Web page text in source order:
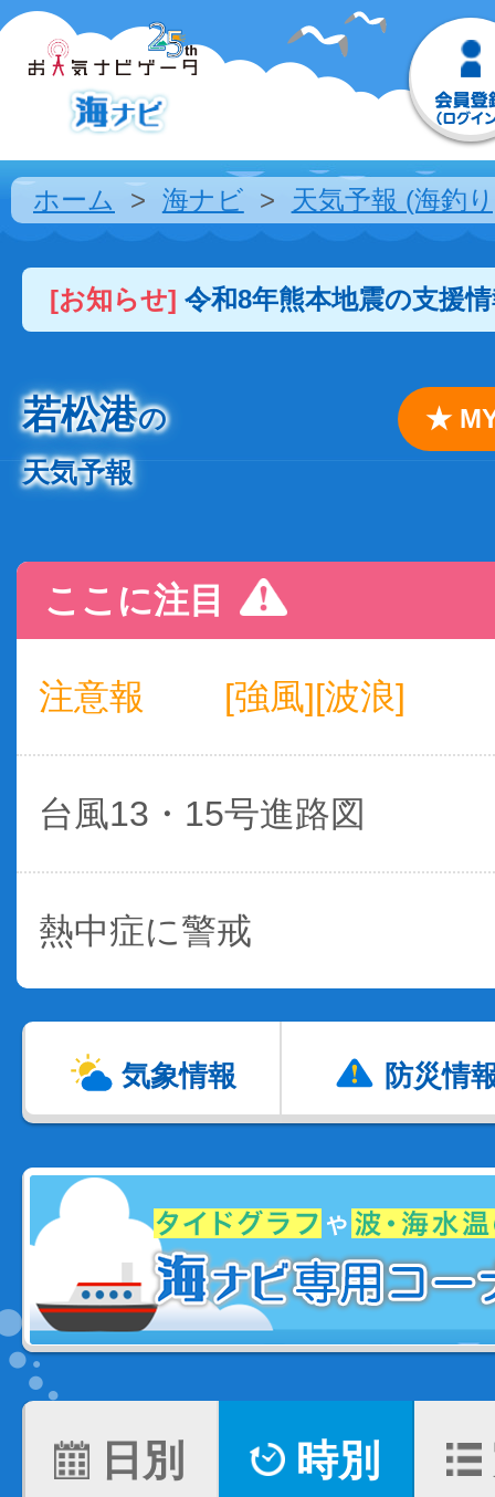
ホーム 海ナビ 天気予報 (海釣
[お知らせ] 令和8年熊本地震の支援
若松港の
天気予報
★
ここに注目
注意報 [強風][波浪]
台風13・15号進路図
熱中症に警戒
気象情報 防災情
日別 時別